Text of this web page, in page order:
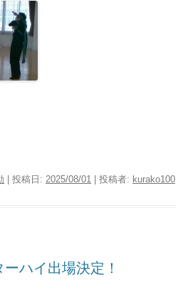
| 投稿日: 2025/08/01 | 投稿者: kurako100
ーハイ出場決定！